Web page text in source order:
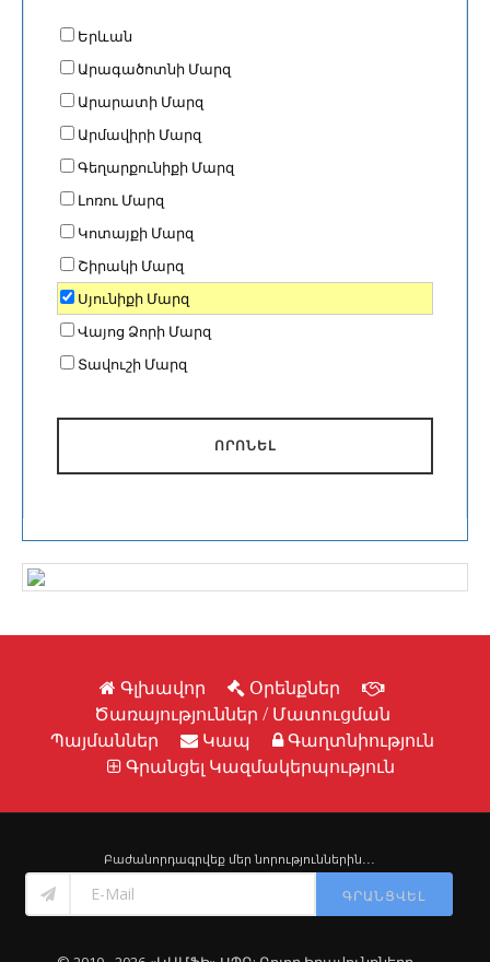
Երևան
Արագածոտնի Մարզ
Արարատի Մարզ
Արմավիրի Մարզ
Գեղարքունիքի Մարզ
Լոռու Մարզ
Կոտայքի Մարզ
Շիրակի Մարզ
Սյունիքի Մարզ
Վայոց Ձորի Մարզ
Տավուշի Մարզ
ՈՐՈՆԵԼ
Գլխավոր
Օրենքներ
Ծառայություններ / Մատուցման
Պայմաններ
Կապ
Գաղտնիություն
Գրանցել Կազմակերպություն
Բաժանորդագրվեք մեր նորություններին․․․
ԳՐԱՆՑՎԵԼ